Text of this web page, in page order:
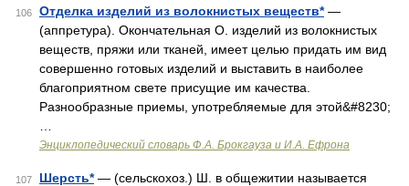
106 Отделка изделий из волокнистых веществ*—
(аппретура). Окончательная О. изделий из волокнистых
веществ, пряжи или тканей, имеет целью придать им вид
совершенно готовых изделий и выставить в наиболее
благоприятном свете присущие им качества.
Разнообразные приемы, употребляемые для этой&#8230;
Энциклопедический словарь Ф.А. Брокгауза и И.А. Ефрона
107 Шерсть*— (сельскохоз.) Ш. в общежитии называется